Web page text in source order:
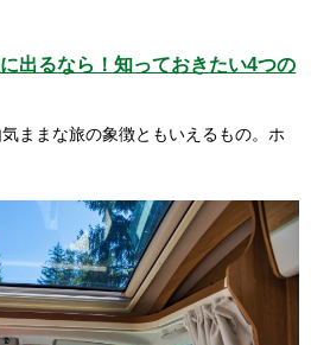
出るなら！知っておきたい4つの
ままな旅の象徴ともいえるもの。ホ